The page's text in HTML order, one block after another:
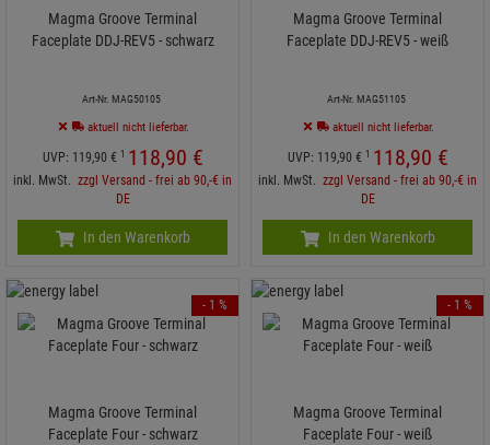
Magma Groove Terminal
Faceplate DDJ-REV5 - schwarz
Art-Nr. MAG50105
aktuell nicht lieferbar.
UVP: 119,90 € 1 118,90 €
inkl. MwSt. zzgl Versand - frei ab 90,-€ in
DE
In den Warenkorb
Magma Groove Terminal
Faceplate DDJ-REV5 - weiß
Art-Nr. MAG51105
aktuell nicht lieferbar.
UVP: 119,90 € 1 118,90 €
inkl. MwSt. zzgl Versand - frei ab 90,-€ in
DE
In den Warenkorb
Magma Groove Terminal
Faceplate Four - schwarz
- 1 %
Magma Groove Terminal
Faceplate Four - weiß
- 1 %